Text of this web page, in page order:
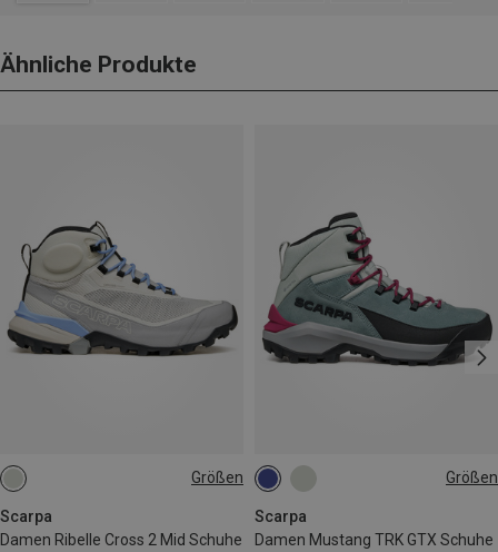
Ähnliche Produkte
Größen
Scarpa
Damen Ribelle Cross 2 Mid Schuhe
Größen
Scarpa
Damen Mustang TRK GTX Schuhe